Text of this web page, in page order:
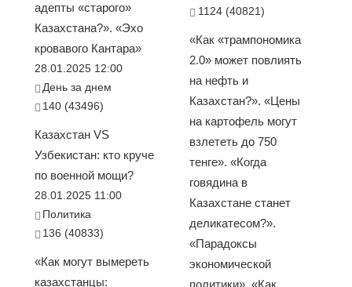
адепты «старого»
Казахстана?». «Эхо
кровавого Кантара»
28.01.2025 12:00
День за днем
140 (43496)
Казахстан VS
Узбекистан: кто круче
по военной мощи?
28.01.2025 11:00
Политика
136 (40833)
«Как могут вымереть
казахстанцы:
1124 (40821)
«Как «трампономика
2.0» может повлиять
на нефть и
Казахстан?». «Цены
на картофель могут
взлететь до 750
тенге». «Когда
говядина в
Казахстане станет
деликатесом?».
«Парадоксы
экономической
политики». «Как